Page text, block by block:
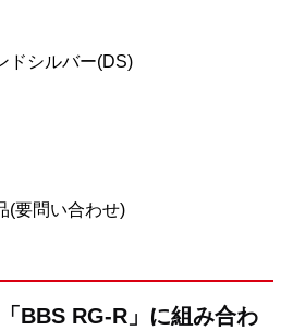
ドシルバー(DS)
(要問い合わせ)
BBS RG-R」に組み合わ